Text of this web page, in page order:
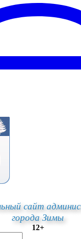
сайт
города Зимы
12+